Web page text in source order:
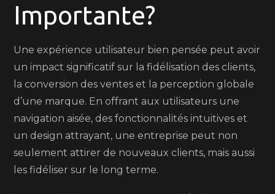
Importante?
Une expérience utilisateur bien pensée peut avoir
un impact significatif sur la fidélisation des clients,
la conversion des ventes et la perception globale
d’une marque. En offrant aux utilisateurs une
navigation aisée, des fonctionnalités intuitives et
un design attrayant, une entreprise peut non
seulement attirer de nouveaux clients, mais aussi
les fidéliser sur le long terme.